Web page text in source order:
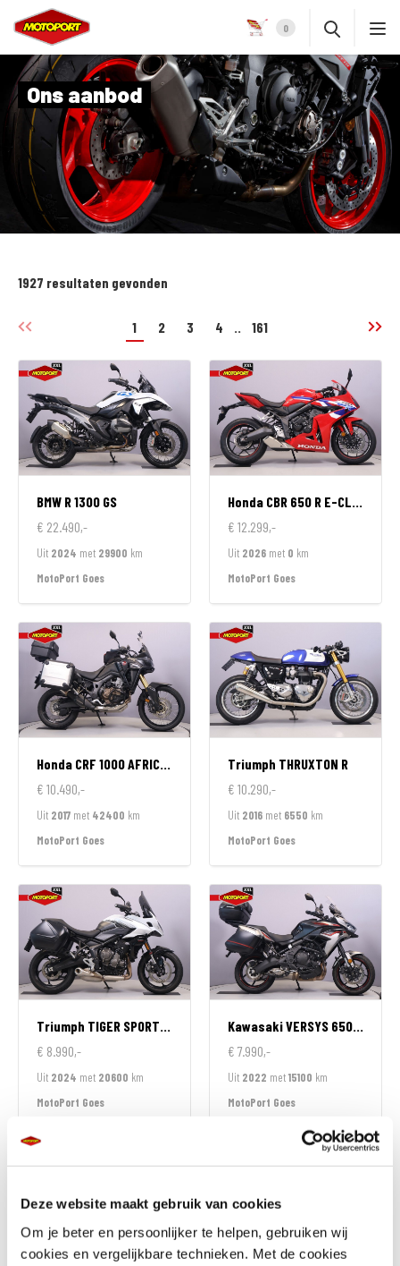
Deze website maakt gebruik van cookies
Om je beter en persoonlijker te helpen, gebruiken wij
cookies en vergelijkbare technieken. Met de cookies
0
Ons aanbod
1927 resultaten gevonden
1 2 3 4 .. 161
BMW R 1300 GS
€ 22.490,-
Uit 2024 met 29900 km
MotoPort Goes
Honda CBR 650 R E-CLUTCH
€ 12.299,-
Uit 2026 met 0 km
MotoPort Goes
Honda CRF 1000 AFRICA TWIN DCT
€ 10.490,-
Uit 2017 met 42400 km
MotoPort Goes
Triumph THRUXTON R
€ 10.290,-
Uit 2016 met 6550 km
MotoPort Goes
Triumph TIGER SPORT 660
€ 8.990,-
Uit 2024 met 20600 km
MotoPort Goes
KawasakiVERSYS 650 TOURER
€ 7.990,-
Uit 2022 met15100 km
MotoPort Goes